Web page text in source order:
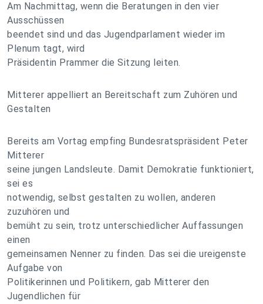
Am Nachmittag, wenn die Beratungen in den vier
Ausschüssen
beendet sind und das Jugendparlament wieder im
Plenum tagt, wird
Präsidentin Prammer die Sitzung leiten.
Mitterer appelliert an Bereitschaft zum Zuhören und
Gestalten
Bereits am Vortag empfing Bundesratspräsident Peter
Mitterer
seine jungen Landsleute. Damit Demokratie funktioniert,
sei es
notwendig, selbst gestalten zu wollen, anderen
zuzuhören und
bemüht zu sein, trotz unterschiedlicher Auffassungen
einen
gemeinsamen Nenner zu finden. Das sei die ureigenste
Aufgabe von
Politikerinnen und Politikern, gab Mitterer den
Jugendlichen für